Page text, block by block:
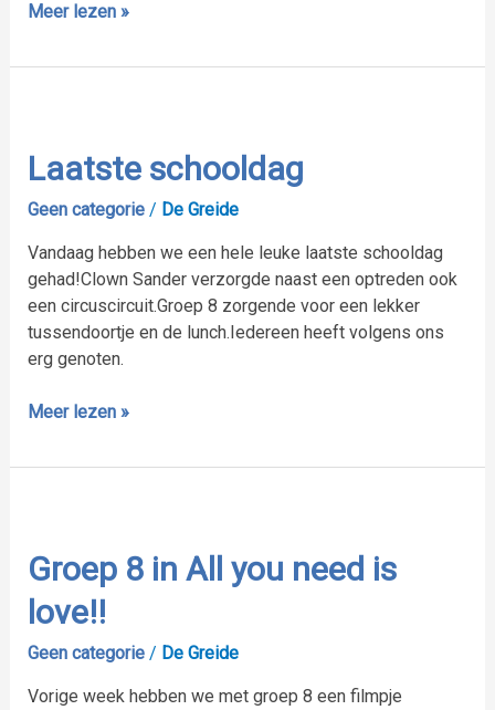
Meer lezen »
Laatste schooldag
Geen categorie/ De Greide
Vandaag hebben we een hele leuke laatste schooldag
gehad!Clown Sander verzorgde naast een optreden ook
een circuscircuit.Groep 8 zorgende voor een lekker
tussendoortje en de lunch.Iedereen heeft volgens ons
erg genoten.
Meer lezen »
Groep 8 in All you need is
love!!
Geen categorie/ De Greide
Vorige week hebben we met groep 8 een filmpje
in
All
you
is
love!!